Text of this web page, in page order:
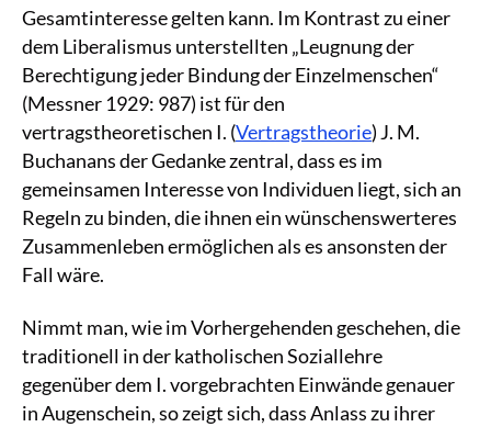
Gesamtinteresse gelten kann. Im Kontrast zu einer
dem Liberalismus unterstellten „Leugnung der
Berechtigung jeder Bindung der Einzelmenschen“
(Messner 1929: 987) ist für den
vertragstheoretischen I. (Vertragstheorie) J. M.
Buchanans der Gedanke zentral, dass es im
gemeinsamen Interesse von Individuen liegt, sich an
Regeln zu binden, die ihnen ein wünschenswerteres
Zusammenleben ermöglichen als es ansonsten der
Fall wäre.
Nimmt man, wie im Vorhergehenden geschehen, die
traditionell in der katholischen Soziallehre
gegenüber dem I. vorgebrachten Einwände genauer
in Augenschein, so zeigt sich, dass Anlass zu ihrer